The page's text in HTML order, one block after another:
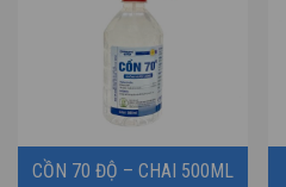
CỒN 70 ĐỘ – CHAI 500ML